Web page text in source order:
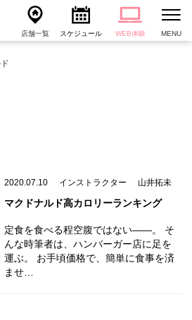
店舗一覧 スケジュール WEB体験 MENU
2020.07.10 インストラクター 山井拓未
マクドナルド高カロリーランキング
定食を食べる程空腹ではない――。 そ
んな時筆者は、ハンバーガー店に足を
運ぶ。 お手頃価格で、簡単に食事を済
ませ…